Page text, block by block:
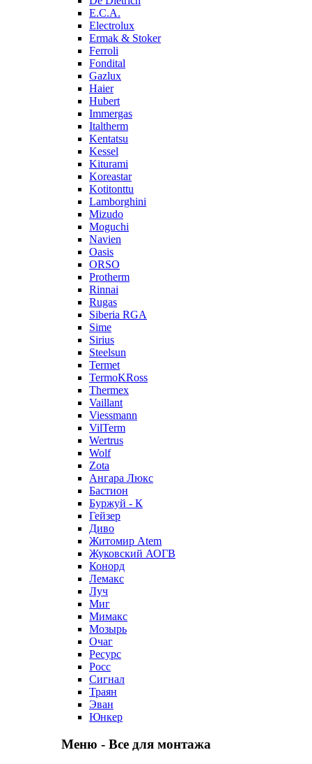
E.C.A.
Electrolux
Ermak & Stoker
Ferroli
Fondital
Gazlux
Haier
Hubert
Immergas
Italtherm
Kentatsu
Kessel
Kiturami
Koreastar
Kotitonttu
Lamborghini
Mizudo
Moguchi
Navien
Oasis
ORSO
Protherm
Rinnai
Rugas
Siberia RGA
Sime
Sirius
Steelsun
Termet
TermoKRoss
Thermex
Vaillant
Viessmann
VilTerm
Wertrus
Wolf
Zota
Ангара Люкс
Бастион
Буржуй - К
Гейзер
Диво
Житомир Аtem
Жуковский АОГВ
Конорд
Лемакс
Луч
Миг
Мимакс
Мозырь
Очаг
Ресурс
Росс
Сигнал
Траян
Эван
Юнкер
Меню - Все для монтажа